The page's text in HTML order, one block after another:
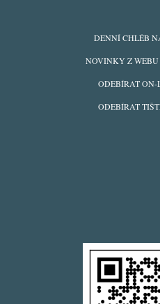
DENNÍ CHLÉB
NOVINKY Z
ODEBÍRAT ON-
ODEBÍRAT